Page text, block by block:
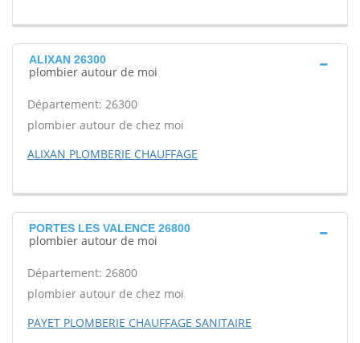
ALIXAN 26300
plombier autour de moi
Département: 26300
plombier autour de chez moi
ALIXAN PLOMBERIE CHAUFFAGE
PORTES LES VALENCE 26800
plombier autour de moi
Département: 26800
plombier autour de chez moi
PAYET PLOMBERIE CHAUFFAGE SANITAIRE